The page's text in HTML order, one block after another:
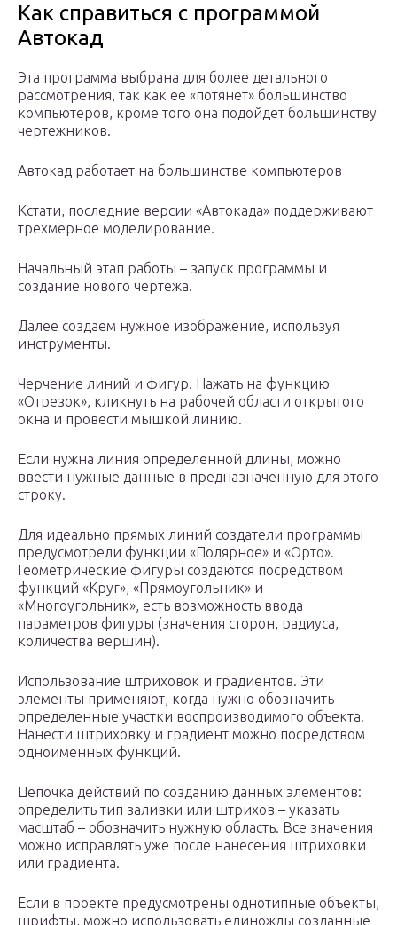
Как справиться с программой
Автокад
Эта программа выбрана для более детального
рассмотрения, так как ее «потянет» большинство
компьютеров, кроме того она подойдет большинству
чертежников.
Автокад работает на большинстве компьютеров
Кстати, последние версии «Автокада» поддерживают
трехмерное моделирование.
Начальный этап работы – запуск программы и
создание нового чертежа.
Далее создаем нужное изображение, используя
инструменты.
Черчение линий и фигур. Нажать на функцию
«Отрезок», кликнуть на рабочей области открытого
окна и провести мышкой линию.
Если нужна линия определенной длины, можно
ввести нужные данные в предназначенную для этого
строку.
Для идеально прямых линий создатели программы
предусмотрели функции «Полярное» и «Орто».
Геометрические фигуры создаются посредством
функций «Круг», «Прямоугольник» и
«Многоугольник», есть возможность ввода
параметров фигуры (значения сторон, радиуса,
количества вершин).
Использование штриховок и градиентов. Эти
элементы применяют, когда нужно обозначить
определенные участки воспроизводимого объекта.
Нанести штриховку и градиент можно посредством
одноименных функций.
Цепочка действий по созданию данных элементов:
определить тип заливки или штрихов – указать
масштаб – обозначить нужную область. Все значения
можно исправлять уже после нанесения штриховки
или градиента.
Если в проекте предусмотрены однотипные объекты,
шрифты, можно использовать единожды созданные